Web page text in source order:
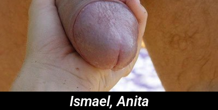
Ismael, Anita